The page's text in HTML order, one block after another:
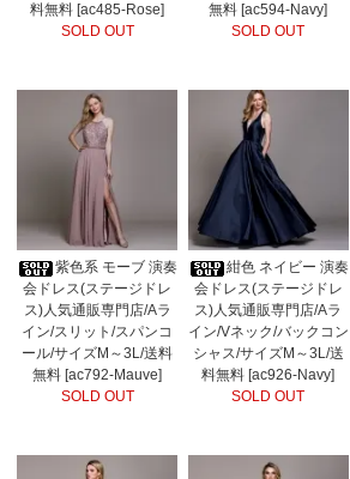
料無料 [ac485-Rose]
SOLD OUT
無料 [ac594-Navy]
SOLD OUT
紫色系 モーブ 演奏
会ドレス(ステージドレ
ス)人気通販専門店/Aラ
イン/スリット/スパンコ
ール/サイズM～3L/送料
無料 [ac792-Mauve]
SOLD OUT
紺色 ネイビー 演奏
会ドレス(ステージドレ
ス)人気通販専門店/Aラ
イン/Vネック/バックコン
シャス/サイズM～3L/送
料無料 [ac926-Navy]
SOLD OUT